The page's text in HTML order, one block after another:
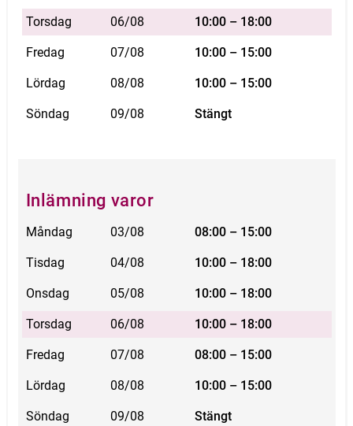
Torsdag 06/08 10:00 – 18:00
Fredag 07/08 10:00 – 15:00
Lördag 08/08 10:00 – 15:00
Söndag 09/08 Stängt
Inlämning varor
Måndag 03/08 08:00 – 15:00
Tisdag 04/08 10:00 – 18:00
Onsdag 05/08 10:00 – 18:00
Torsdag 06/08 10:00 – 18:00
Fredag 07/08 08:00 – 15:00
Lördag 08/08 10:00 – 15:00
Söndag 09/08 Stängt